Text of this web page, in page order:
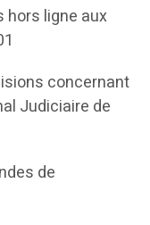
hors ligne aux
concernant
Judiciaire de
de